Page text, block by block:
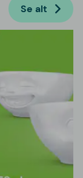
Se alt